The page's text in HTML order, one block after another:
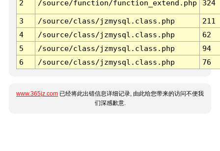
2 /source/function/function_extend.php 324
3 /source/class/jzmysql.class.php
211
4
/source/class/jzmysql.class.php
62
5
/source/class/jzmysql.class.php
94
6
/source/class/jzmysql.class.php 76
www.365jz.com 已经将此出错信息详细记录, 由此给您带来的访问不便我
们深感歉意.